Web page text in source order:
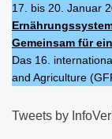
17. bis 20. Januar
Gemeinsam für
Das 16.
and Agriculture
Tweets by